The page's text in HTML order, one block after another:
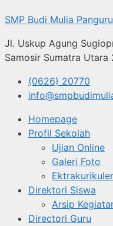
SMP Budi Mulia
Jl. Uskup Agung
Samosir Sumatra Utara
(0626) 20770
Homepage
Profil Sekolah
Ujian Online
Galeri Foto
Ektrakurikuler
Direktori Siswa
Arsip
Directori Guru